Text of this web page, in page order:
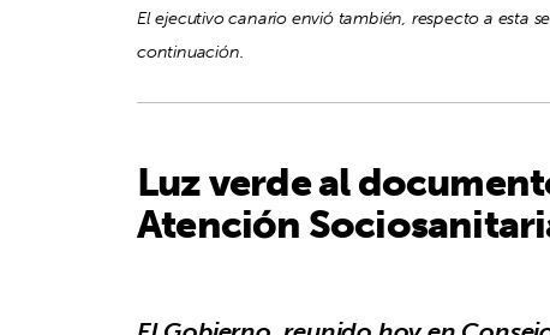
El ejecutivo canario envió también, respecto a esta
continuación.
Luz verde al
Atención